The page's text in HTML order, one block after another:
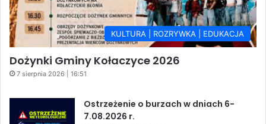
KULTURA | ROZRYWKA | EDUKACJA
Dożynki Gminy Kołaczyce 2026
7 sierpnia 2026 | 16:51
Ostrzeżenie o burzach w dniach 6-
7.08.2026 r.